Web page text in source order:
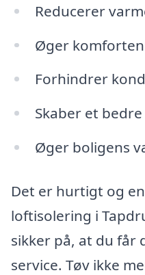
Reducerer
Øger
Forhindrer
Skaber et
Øger boligens
Det er hurtigt og
loftisolering i
sikker på, at du får
service. Tøv ikke